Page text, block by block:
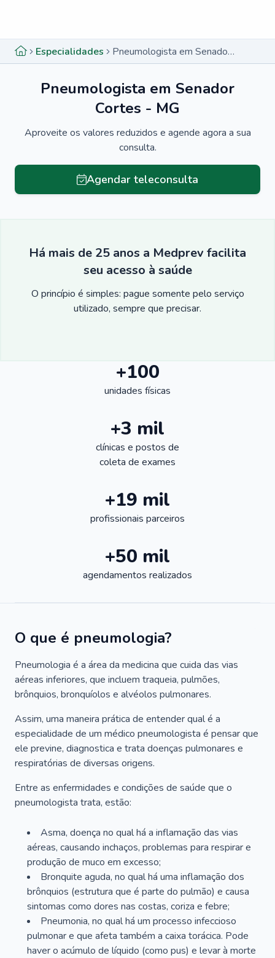
Especialidades Pneumologista em Senador Cortes - MG
Pneumologista em Senador
Cortes - MG
Aproveite os valores reduzidos e agende agora a sua
consulta.
Agendar teleconsulta
Há mais de 25 anos a Medprev facilita
seu acesso à saúde
O princípio é simples: pague somente pelo serviço
utilizado, sempre que precisar.
+100
unidades físicas
+3 mil
clínicas e postos de
coleta de exames
+19 mil
profissionais parceiros
+50 mil
agendamentos realizados
O que é pneumologia?
Pneumologia é a área da medicina que cuida das vias
aéreas inferiores, que incluem traqueia, pulmões,
brônquios, bronquíolos e alvéolos pulmonares.
Assim, uma maneira prática de entender qual é a
especialidade de um médico pneumologista é pensar que
ele previne, diagnostica e trata doenças pulmonares e
respiratórias de diversas origens.
Entre as enfermidades e condições de saúde que o
pneumologista trata, estão:
Asma, doença no qual há a inflamação das vias
aéreas, causando inchaços, problemas para respirar e
produção de muco em excesso;
Bronquite aguda, no qual há uma inflamação dos
brônquios (estrutura que é parte do pulmão) e causa
sintomas como dores nas costas, coriza e febre;
Pneumonia, no qual há um processo infeccioso
pulmonar e que afeta também a caixa torácica. Pode
haver o acúmulo de líquido (como pus) e levar à morte